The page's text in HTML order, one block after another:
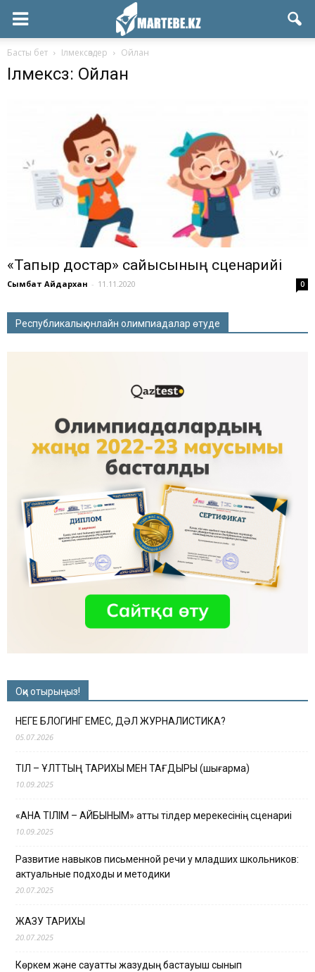
Басты бет Ілмексөздер Ойлан
Ілмексөз: Ойлан
«Тапқыр достар» сайысының сценарийі
Сымбат Айдархан - 11.11.2020 0
Республикалық онлайн олимпиадалар өтуде
Оқи отырыңыз!
НЕГЕ БЛОГИНГ ЕМЕС, ДӘЛ ЖУРНАЛИСТИКА?
05.07.2026
ТІЛ – ҰЛТТЫҢ ТАРИХЫ МЕН ТАҒДЫРЫ (шығарма)
10.09.2025
«АНА ТІЛІМ – АЙБЫНЫМ» атты тілдер мерекесінің сценариі
10.09.2025
Развитие навыков письменной речи у младших школьников:
актуальные подходы и методики
20.07.2025
ЖАЗУ ТАРИХЫ
20.07.2025
Көркем және сауатты жазудың бастауыш сынып